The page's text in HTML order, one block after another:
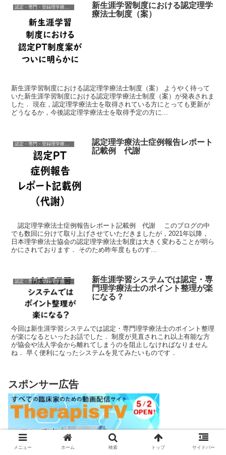
新生涯学習制度における認定理学
療法士制度（案）
新生涯学習制度における認定理学療法士制度（案） ようやく待って
いた新生涯学習制度における認定理学療法士制度（案）が発表されま
した． 現在，認定理学療法士を取得されている方にとっても更新が
どうなるか，今後認定理学療法士を取得予定の方に...
認定・専門・登録理学療法士
認定理学療法士症例報告レポート
記載例 代謝
認定理学療法士症例報告レポート記載例 代謝 このブログの中
でも数回に分けて取り上げさせていただきましたが，2021年以降，
日本理学療法士協会の認定理学療法士制度は大きく変わることが明ら
かにされております． そのため昨年度もものす...
認定・専門・登録理学療法士
新生涯学習システムでは認定・専
門理学療法士のポイント整理が楽
になる？
今回は新生涯学習システムでは認定・専門理学療法士のポイント整理
が楽になるといったお話でした． 制度が見直されこれ以上有能な方
が協会や法人学会から離れてしまうのを阻止しなければなりません
ね． 早く便利になったシステムを見てみたいものです．
スポンサー広告
メニュー ホーム 検索 トップ サイドバー